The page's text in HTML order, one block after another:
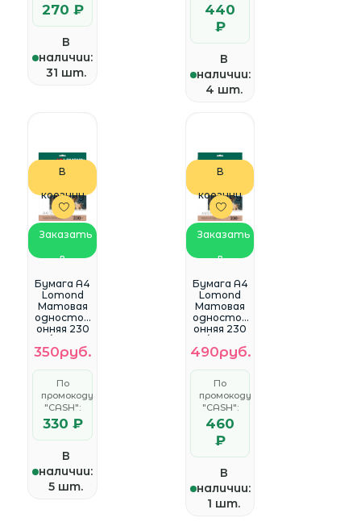
270 ₽
В
наличии:
31 шт.
440
₽
В
наличии:
4 шт.
В
корзину
Заказать
в
WhatsApp
Бумага A4
Lomond
Матовая
одностор
онняя 230
(0102050)
350руб.
По
промокоду
"CASH":
330 ₽
В
наличии:
5 шт.
В
корзину
Заказать
в
WhatsApp
Бумага A4
Lomond
Матовая
одностор
онняя 230
(0102016)
490руб.
По
промокоду
"CASH":
460
₽
В
наличии:
1 шт.